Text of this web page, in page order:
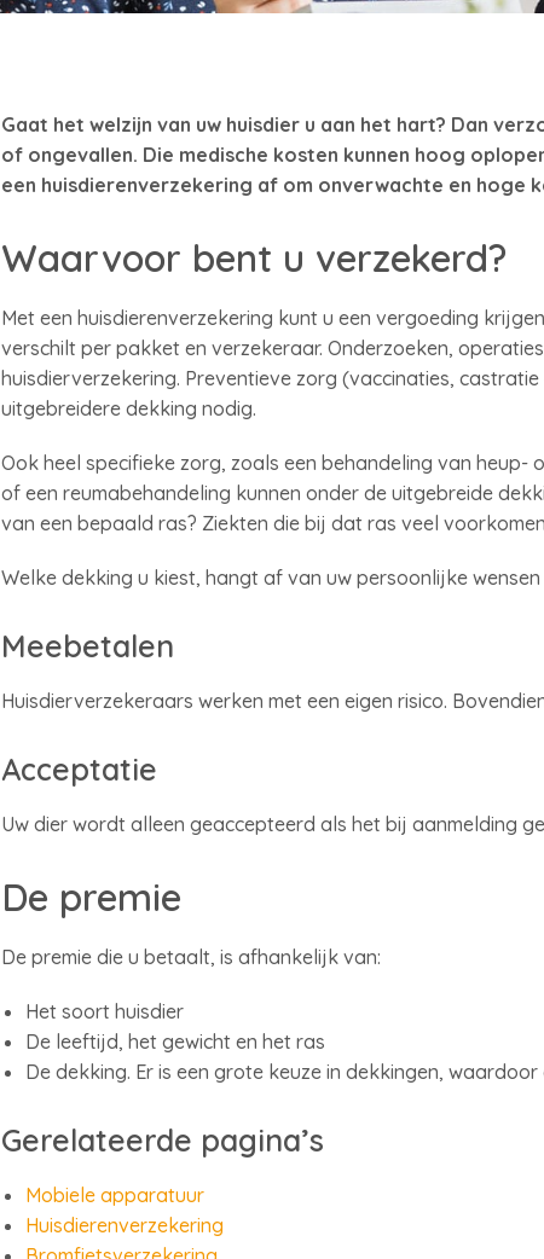
Gaat het welzijn van uw huisdier u aan het hart? Dan
of ongevallen. Die medische kosten kunnen hoog
een huisdierenverzekering af om onverwachte en hoge
Waarvoor bent u verzekerd?
Met een huisdierenverzekering kunt u een vergoeding
verschilt per pakket en verzekeraar. Onderzoeken,
huisdierverzekering. Preventieve zorg (vaccinaties,
uitgebreidere dekking nodig.
Ook heel specifieke zorg, zoals een behandeling van
of een reumabehandeling kunnen onder de uitgebreide
van een bepaald ras? Ziekten die bij dat ras veel
Welke dekking u kiest, hangt af van uw persoonlijke
Meebetalen
Huisdierverzekeraars werken met een eigen risico.
Acceptatie
Uw dier wordt alleen geaccepteerd als het bij aanmelding
De premie
De premie die u betaalt, is afhankelijk van:
Het soort huisdier
De leeftijd, het gewicht en het ras
De dekking. Er is een grote keuze in dekkingen,
Gerelateerde pagina’s
Mobiele apparatuur
Huisdierenverzekering